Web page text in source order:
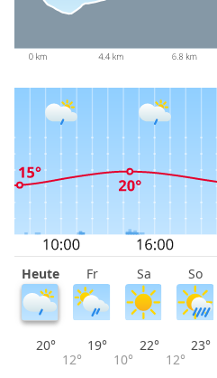
Heute Fr Sa So
20°
12°
19°
10°
22°
12°
23°